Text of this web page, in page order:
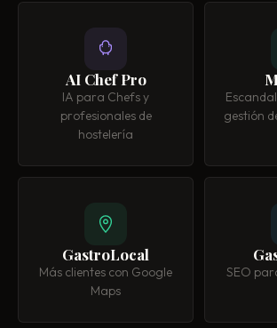
AI Chef Pro
IA para Chefs y
profesionales de
hostelería
gestión
GastroLocal
Más clientes con Google
Maps
SEO